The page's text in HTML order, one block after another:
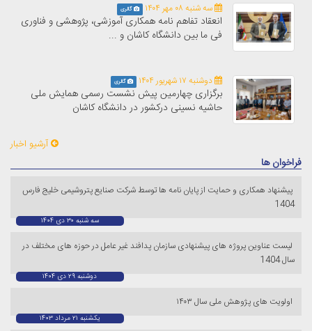
سه شنبه ۰۸ مهر ۱۴۰۴ گالری
انعقاد تفاهم نامه همکاری آموزشی، پژوهشی و فناوری
فی ما بین دانشگاه کاشان و ...
دوشنبه ۱۷ شهریور ۱۴۰۴ گالری
برگزاری چهارمین پیش نشست رسمی همایش ملی
حاشیه نسینی درکشور در دانشگاه کاشان
آرشیو اخبار
فراخوان ها
پیشنهاد همکاری و حمایت از پایان نامه ها توسط شرکت صنایع پتروشیمی خلیج فارس
1404
سه شنبه ۳۰ دی ۱۴۰۴
لیست عناوین پروژه های پیشنهادی سازمان پدافند غیر عامل در حوزه های مختلف در
سال 1404
دوشنبه ۲۹ دی ۱۴۰۴
اولویت های پژوهش ملی سال ۱۴۰۳
یکشنبه ۲۱ مرداد ۱۴۰۳